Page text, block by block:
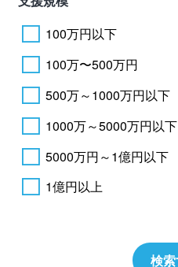
100万円以下
100万〜500万円
500万～1000万円以下
1000万～5000万円以下
5000万円～1億円以下
1億円以上